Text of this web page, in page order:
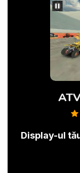
Display-ul